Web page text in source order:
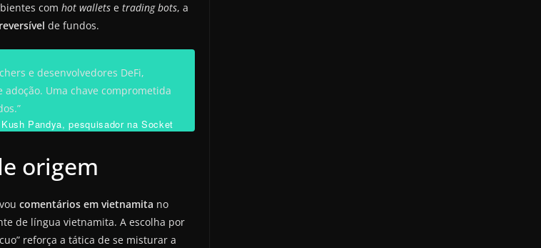
com hot wallets e trading bots, a
de fundos.
e desenvolvedores DeFi,
Uma chave comprometida
Kush Pandya, pesquisador na Socket
origem
comentários em vietnamita no
de língua vietnamita. A escolha por
reforça a tática de se misturar a